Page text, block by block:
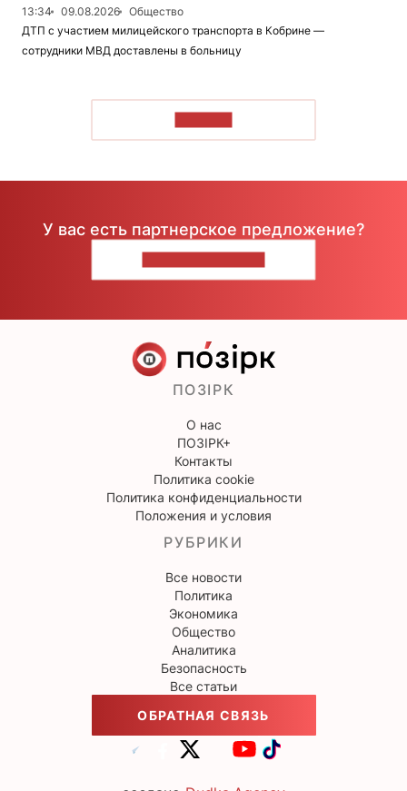
13:34
09.08.2026
Общество
ДТП с участием милицейского транспорта в Кобрине —
сотрудники МВД доставлены в больницу
У вас есть партнерское предложение?
ПОЗІРК
О нас
ПОЗІРК+
Контакты
Политика cookie
Политика конфиденциальности
Положения и условия
РУБРИКИ
Все новости
Политика
Экономика
Общество
Аналитика
Безопасность
Все статьи
ОБРАТНАЯ СВЯЗЬ